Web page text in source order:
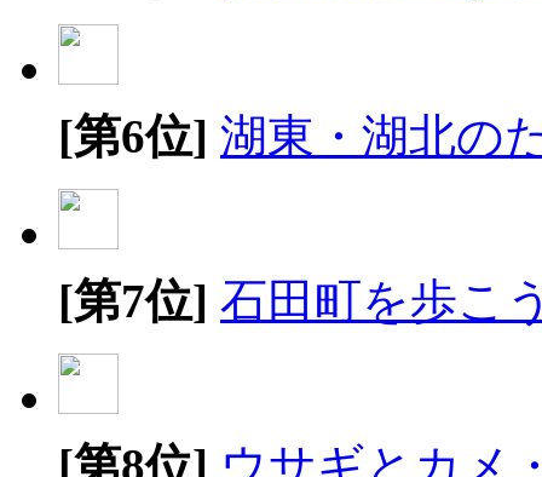
[第6位] 湖東・湖北の
[第7位] 石田町を歩こ
[第8位] ウサギとカメ